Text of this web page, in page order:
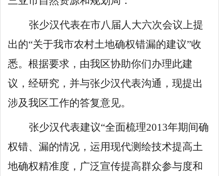
张少汉代表在市八 届人大六次会议上提
出的“关于我市农村土地确权错漏的建议”收
悉。根据要求，由我区协助你们办理此建
议，经研究，并与张少汉代表沟通，现提出
涉及我区工作的答复意见。
张少汉代表建议“全面梳理2013年期间确
权错、漏的情况，运用现代测绘技术提高土
地确权精准度，广泛宣传提高群众参与度和